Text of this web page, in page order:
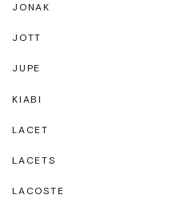
JONAK
JOTT
JUPE
KIABI
LACET
LACETS
LACOSTE